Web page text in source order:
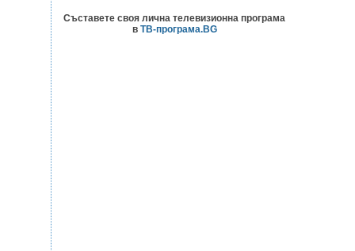
Съставете своя лична телевизионна програма
в ТВ-програма.BG